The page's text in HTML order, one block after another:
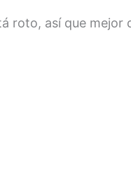
roto, así que mejor